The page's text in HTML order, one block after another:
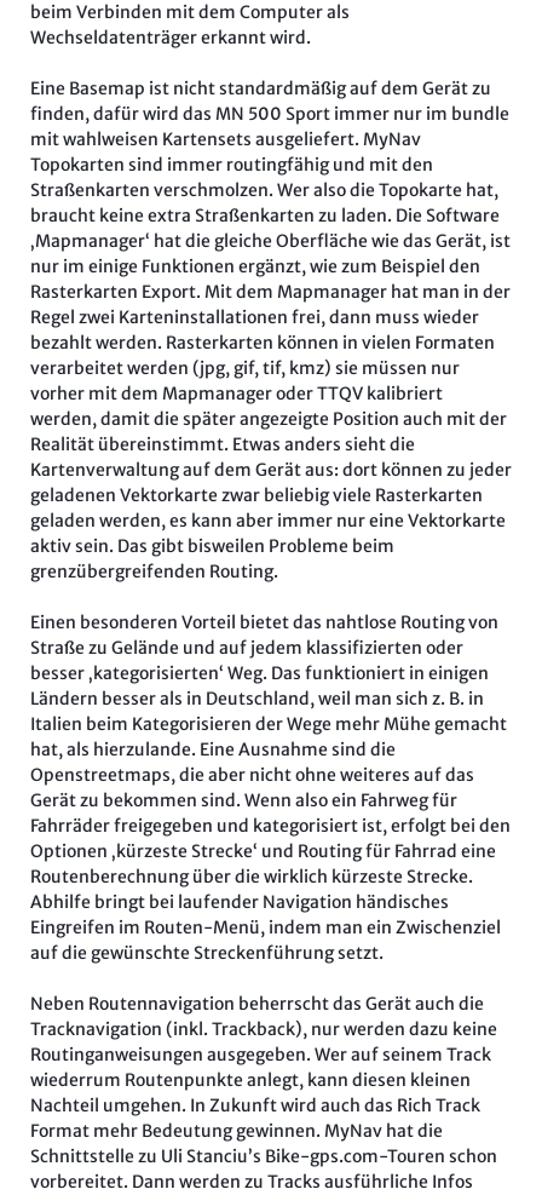
beim Verbinden mit dem Computer als
Wechseldatenträger erkannt wird.
Eine Basemap ist nicht standardmäßig auf dem Gerät zu
finden, dafür wird das MN 500 Sport immer nur im bundle
mit wahlweisen Kartensets ausgeliefert. MyNav
Topokarten sind immer routingfähig und mit den
Straßenkarten verschmolzen. Wer also die Topokarte hat,
braucht keine extra Straßenkarten zu laden. Die Software
‚Mapmanager‘ hat die gleiche Oberfläche wie das Gerät, ist
nur im einige Funktionen ergänzt, wie zum Beispiel den
Rasterkarten Export. Mit dem Mapmanager hat man in der
Regel zwei Karteninstallationen frei, dann muss wieder
bezahlt werden. Rasterkarten können in vielen Formaten
verarbeitet werden (jpg, gif, tif, kmz) sie müssen nur
vorher mit dem Mapmanager oder TTQV kalibriert
werden, damit die später angezeigte Position auch mit der
Realität übereinstimmt. Etwas anders sieht die
Kartenverwaltung auf dem Gerät aus: dort können zu jeder
geladenen Vektorkarte zwar beliebig viele Rasterkarten
geladen werden, es kann aber immer nur eine Vektorkarte
aktiv sein. Das gibt bisweilen Probleme beim
grenzübergreifenden Routing.
Einen besonderen Vorteil bietet das nahtlose Routing von
Straße zu Gelände und auf jedem klassifizierten oder
besser ‚kategorisierten‘ Weg. Das funktioniert in einigen
Ländern besser als in Deutschland, weil man sich z. B. in
Italien beim Kategorisieren der Wege mehr Mühe gemacht
hat, als hierzulande. Eine Ausnahme sind die
Openstreetmaps, die aber nicht ohne weiteres auf das
Gerät zu bekommen sind. Wenn also ein Fahrweg für
Fahrräder freigegeben und kategorisiert ist, erfolgt bei den
Optionen ‚kürzeste Strecke‘ und Routing für Fahrrad eine
Routenberechnung über die wirklich kürzeste Strecke.
Abhilfe bringt bei laufender Navigation händisches
Eingreifen im Routen-Menü, indem man ein Zwischenziel
auf die gewünschte Streckenführung setzt.
Neben Routennavigation beherrscht das Gerät auch die
Tracknavigation (inkl. Trackback), nur werden dazu keine
Routinganweisungen ausgegeben. Wer auf seinem Track
wiederrum Routenpunkte anlegt, kann diesen kleinen
Nachteil umgehen. In Zukunft wird auch das Rich Track
Format mehr Bedeutung gewinnen. MyNav hat die
Schnittstelle zu Uli Stanciu’s Bike-gps.com-Touren schon
vorbereitet. Dann werden zu Tracks ausführliche Infos